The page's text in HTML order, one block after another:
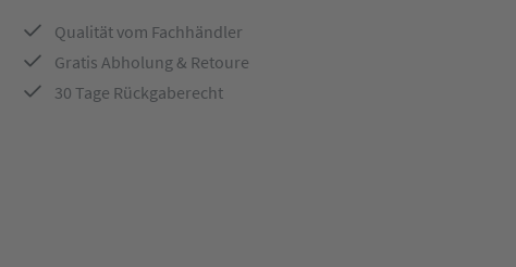
Qualität vom Fachhändler
Gratis Abholung & Retoure
30 Tage Rückgaberecht